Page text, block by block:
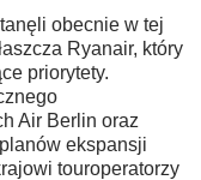
obecnie w tej
Ryanair, który
priorytety.
Air Berlin oraz
ekspansji
touroperatorzy